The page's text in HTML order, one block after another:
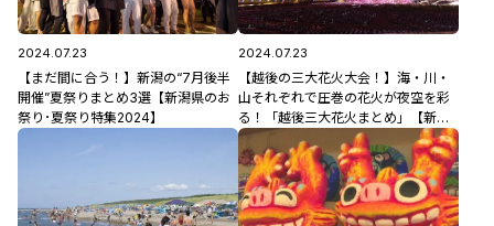
2024.07.23
【まだ間に合う！】新潟の“7月後半
開催”夏祭りまとめ3選【新潟県のお
祭り･夏祭り特集2024】
2024.07.23
【越後の三大花火大会！】海・川・
山それぞれで圧巻の花火が夜空を彩
る！「越後三大花火まとめ」【新潟
県のお祭り･夏祭り特集2024】